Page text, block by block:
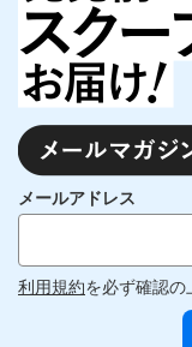
メールアドレス
利用規約を必ず確認の